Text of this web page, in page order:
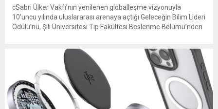
cSabri Ülker Vakfı’nın yenilenen globalleşme vizyonuyla
10’uncu yılında uluslararası arenaya açtığı Geleceğin Bilim Lideri
Ödülü’nü, Şili Üniversitesi Tıp Fakültesi Beslenme Bölümü’nden